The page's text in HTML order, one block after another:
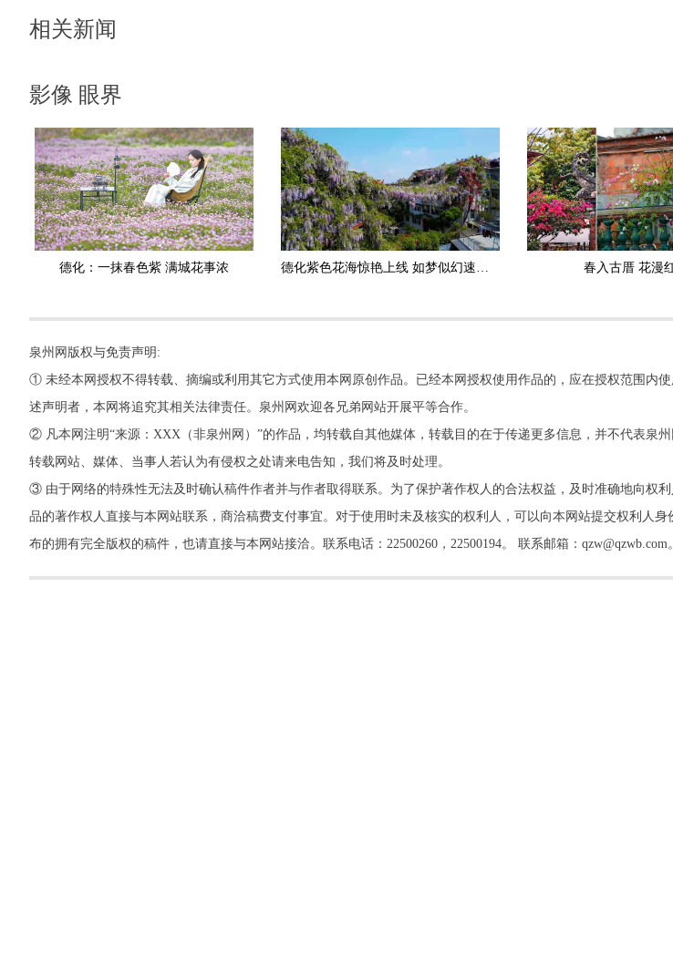
相关新闻
影像 眼界
德化：一抹春色紫 满城花事浓 春入古厝 花漫
泉州网版权与免责声明:
① 未经本网授权不得转载、摘编或利用其它方式使用本网原创作品。已经本网授权使用作品的，应在授权范围内使
述声明者，本网将追究其相关法律责任。泉州网欢迎各兄弟网站开展平等合作。
② 凡本网注明“来源：XXX（非泉州网）”的作品，均转载自其他媒体，转载目的在于传递更多信息，并不代表泉
转载网站、媒体、当事人若认为有侵权之处请来电告知，我们将及时处理。
③ 由于网络的特殊性无法及时确认稿件作者并与作者取得联系。为了保护著作权人的合法权益，及时准确地向权
品的著作权人直接与本网站联系，商洽稿费支付事宜。对于使用时未及核实的权利人，可以向本网站提交权利人
布的拥有完全版权的稿件，也请直接与本网站接洽。联系电话：22500260，22500194。 联系邮箱：qzw@qzwb.com。